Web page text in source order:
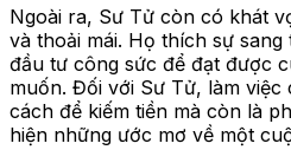
Ngoài ra, Sư Tử còn có khát
và thoải mái. Họ thích sự
đầu tư công sức để đạt được
muốn. Đối với Sư Tử, làm
cách để kiếm tiền mà còn là
hiện những ước mơ về một